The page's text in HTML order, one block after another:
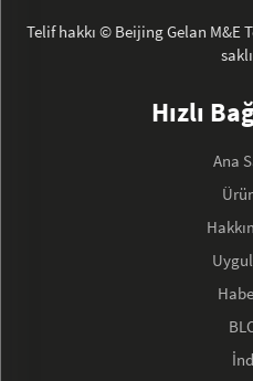
Telif hakkı © Beijing Gelan M&E
Hızlı
Ana